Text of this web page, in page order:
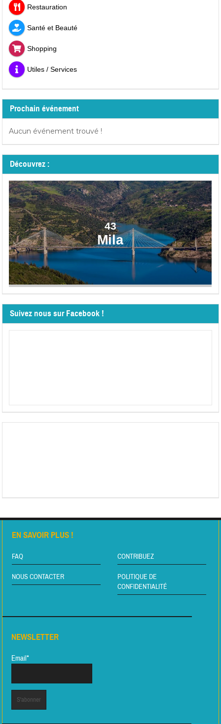
Restauration
Santé et Beauté
Shopping
Utiles / Services
Prochain événement
Aucun événement trouvé !
Découvrez :
43
Mila
Suivez nous sur Facebook !
EN SAVOIR PLUS !
FAQ CONTRIBUEZ
NOUS CONTACTER
POLITIQUE DE
CONFIDENTIALITÉ
NEWSLETTER
Email*